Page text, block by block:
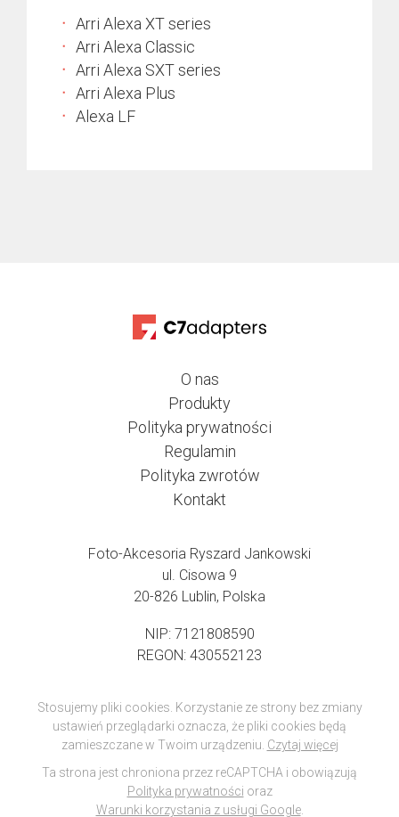
Arri Alexa XT series
Arri Alexa Classic
Arri Alexa SXT series
Arri Alexa Plus
Alexa LF
O nas
Produkty
Polityka prywatności
Regulamin
Polityka zwrotów
Kontakt
Foto-Akcesoria Ryszard Jankowski
ul. Cisowa 9
20-826 Lublin, Polska
NIP: 7121808590
REGON: 430552123
Stosujemy pliki cookies. Korzystanie ze strony bez zmiany
ustawień przeglądarki oznacza, że pliki cookies będą
zamieszczane w Twoim urządzeniu. Czytaj więcej
Ta strona jest chroniona przez reCAPTCHA i obowiązują
Polityka prywatności oraz
Warunki korzystania z usługi Google.